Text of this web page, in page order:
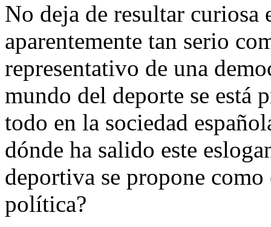
No deja de resultar curiosa
aparentemente tan serio
representativo de una
mundo del deporte se está
todo en la sociedad
dónde ha salido este
deportiva se propone
política?